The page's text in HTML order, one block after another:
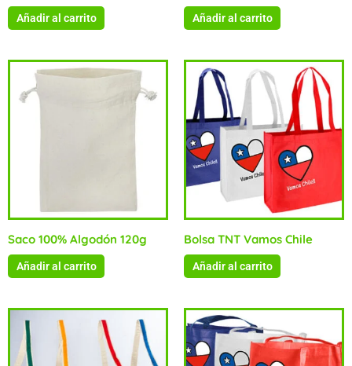
Añadir al carrito Añadir al carrito
Saco 100% Algodón 120g
Añadir al carrito
Bolsa TNT Vamos Chile
Añadir al carrito